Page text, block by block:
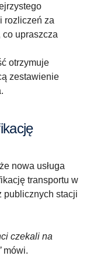
rozliczeń za
upraszcza
otrzymuje
zestawienie
nowa usługa
transportu w
publicznych stacji
czekali na
mówi.